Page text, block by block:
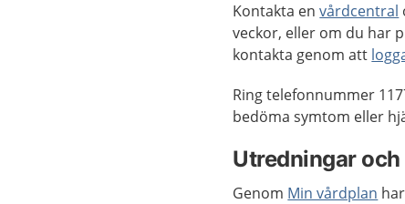
Kontakta envårdcentral
veckor, eller om du har
kontakta genom att
Ring telefonnummer
bedöma symtom eller
Utredningar
Genom Min vårdplan